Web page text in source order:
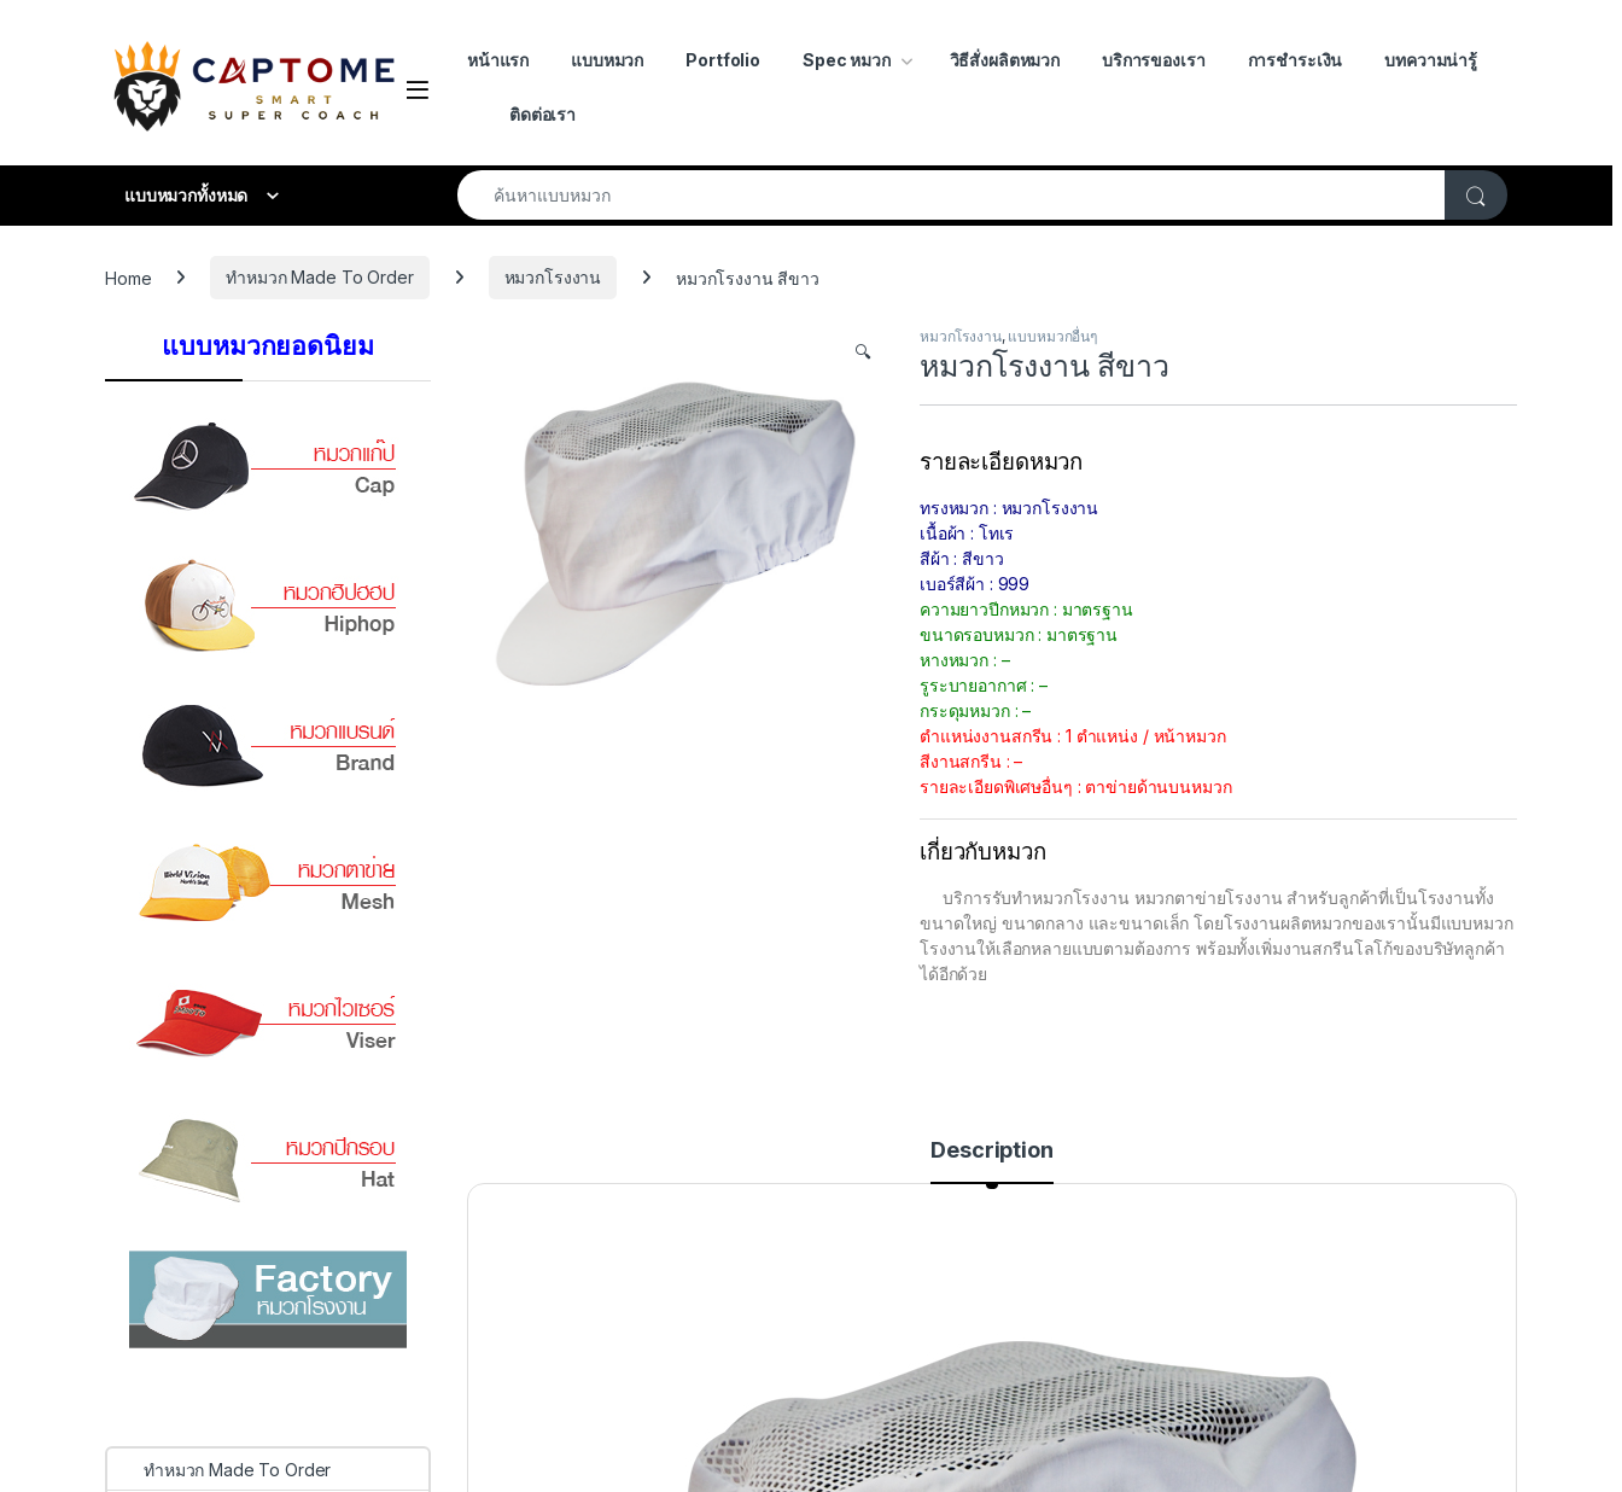
Open
หน้าแรก แบบหมวก Portfolio Spec หมวก วิธีสั่งผลิตหมวก บริการของเรา การชำระเงิน บทความน่ารู้
ติดต่อเรา
แบบหมวกทั้งหมด
Search for:
Home ทำหมวก Made To Order หมวกโรงงาน หมวกโรงงาน สีขาว
🔍
หมวกโรงงาน, แบบหมวกอื่นๆ
หมวกโรงงาน สีขาว
รายละเอียดหมวก
ทรงหมวก : หมวกโรงงาน
เนื้อผ้า : โทเร
สีผ้า : สีขาว
เบอร์สีผ้า : 999
ความยาวปีกหมวก : มาตรฐาน
ขนาดรอบหมวก : มาตรฐาน
หางหมวก : –
รูระบายอากาศ : –
กระดุมหมวก : –
ตำแหน่งงานสกรีน : 1 ตำแหน่ง / หน้าหมวก
สีงานสกรีน : –
รายละเอียดพิเศษอื่นๆ : ตาข่ายด้านบนหมวก
เกี่ยวกับหมวก
บริการรับทำหมวกโรงงาน หมวกตาข่ายโรงงาน สำหรับลูกค้าที่เป็นโรงงานทั้ง
ขนาดใหญ่ ขนาดกลาง และขนาดเล็ก โดยโรงงานผลิตหมวกของเรานั้นมีแบบหมวก
โรงงานให้เลือกหลายแบบตามต้องการ พร้อมทั้งเพิ่มงานสกรีนโลโก้ของบริษัทลูกค้า
ได้อีกด้วย
Description
แบบหมวกยอดนิยม
ทำหมวก Made To Order